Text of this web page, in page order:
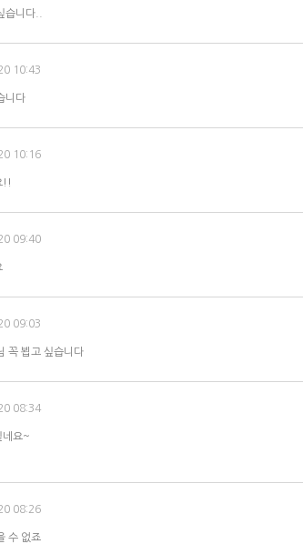
습니다..
10:43
니다
10:16
!!
09:40
09:03
꼭 뵙고 싶습니다
08:34
네요~
08:26
수 없죠